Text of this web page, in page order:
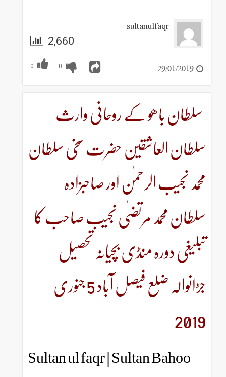
0
کے روحانی وارث
حضرت سخی سلطان
اور صاحبزادہ
مرتضٰی نجیب صاحب کا
منڈی بچیانہ تحصیل
جڑانوالہ ضلع فیصل آباد 5 جنوری
Sultan ul faqr | Sultan